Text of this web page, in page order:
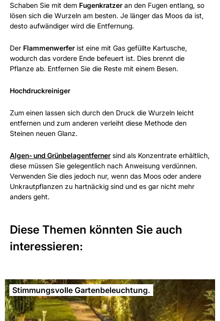
Schaben Sie mit dem Fugenkratzeran den Fugen entlang, so
lösen sich die Wurzeln am besten. Je länger das Moos da ist,
desto aufwändiger wird die Entfernung.
Der Flammenwerferist eine mit Gas gefüllte Kartusche,
wodurch das vordere Ende befeuert ist. Dies brennt die
Pflanze ab. Entfernen Sie die Reste mit einem Besen.
Hochdruckreiniger
Zum einen lassen sich durch den Druck die Wurzeln leicht
entfernen und zum anderen verleiht diese Methode den
Steinen neuen Glanz.
Algen- und Grünbelagentfernersind als Konzentrate erhältlich,
diese müssen Sie gelegentlich nach Anweisung verdünnen.
Verwenden Sie dies jedoch nur, wenn das Moos oder andere
Unkrautpflanzen zu hartnäckig sind und es gar nicht mehr
anders geht.
Diese Themen könnten Sie auch
interessieren:
Stimmungsvolle Gartenbeleuchtung.